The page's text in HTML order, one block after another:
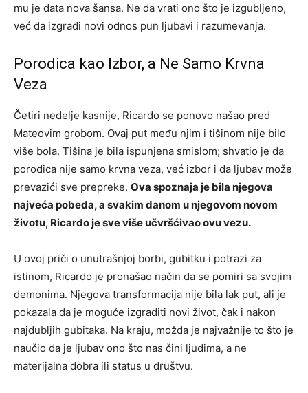
mu je data nova šansa. Ne da vrati ono što je izgubljeno,
već da izgradi novi odnos pun ljubavi i razumevanja.
Porodica kao Izbor, a Ne Samo Krvna
Veza
Četiri nedelje kasnije, Ricardo se ponovo našao pred
Mateovim grobom. Ovaj put među njim i tišinom nije bilo
više bola. Tišina je bila ispunjena smislom; shvatio je da
porodica nije samo krvna veza, već izbor i da ljubav može
prevazići sve prepreke. Ova spoznaja je bila njegova
najveća pobeda, a svakim danom u njegovom novom
životu, Ricardo je sve više učvršćivao ovu vezu.
U ovoj priči o unutrašnjoj borbi, gubitku i potrazi za
istinom, Ricardo je pronašao način da se pomiri sa svojim
demonima. Njegova transformacija nije bila lak put, ali je
pokazala da je moguće izgraditi novi život, čak i nakon
najdubljih gubitaka. Na kraju, možda je najvažnije to što je
naučio da je ljubav ono što nas čini ljudima, a ne
materijalna dobra ili status u društvu.